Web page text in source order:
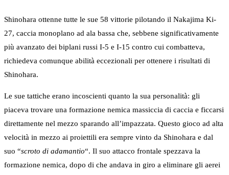
Shinohara ottenne tutte le sue 58 vittorie pilotando il Nakajima Ki-
27, caccia monoplano ad ala bassa che, sebbene significativamente
più avanzato dei biplani russi I-5 e I-15 contro cui combatteva,
richiedeva comunque abilità eccezionali per ottenere i risultati di
Shinohara.
Le sue tattiche erano incoscienti quanto la sua personalità: gli
piaceva trovare una formazione nemica massiccia di caccia e ficcarsi
direttamente nel mezzo sparando all’impazzata. Questo gioco ad alta
velocità in mezzo ai proiettili era sempre vinto da Shinohara e dal
suo “scroto di adamantio“. Il suo attacco frontale spezzava la
formazione nemica, dopo di che andava in giro a eliminare gli aerei